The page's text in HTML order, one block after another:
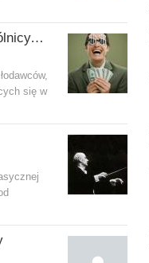
Pomysły na biznes, wspólnicy, inwestorzy
się w